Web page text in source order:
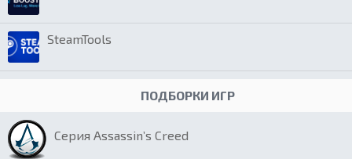
SteamTools
ПОДБОРКИ ИГР
Серия Assassin’s Creed